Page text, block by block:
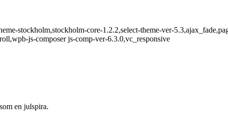
stockholm,stockholm-core-1.2.2,select-theme-ver-
js-composer js-comp-ver-6.3.0,vc_responsive
en julspira.